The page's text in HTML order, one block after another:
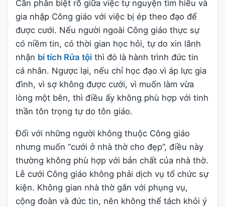
Cần phân biệt rõ giữa việc tự nguyện tìm hiểu và
gia nhập Công giáo với việc bị ép theo đạo để
được cưới. Nếu người ngoài Công giáo thực sự
có niềm tin, có thời gian học hỏi, tự do xin lãnh
nhận bí tích Rửa tội thì đó là hành trình đức tin
cá nhân. Ngược lại, nếu chỉ học đạo vì áp lực gia
đình, vì sợ không được cưới, vì muốn làm vừa
lòng một bên, thì điều ấy không phù hợp với tinh
thần tôn trọng tự do tôn giáo.
Đối với những người không thuộc Công giáo
nhưng muốn “cưới ở nhà thờ cho đẹp”, điều này
thường không phù hợp với bản chất của nhà thờ.
Lễ cưới Công giáo không phải dịch vụ tổ chức sự
kiện. Không gian nhà thờ gắn với phụng vụ,
cộng đoàn và đức tin, nên không thể tách khỏi ý